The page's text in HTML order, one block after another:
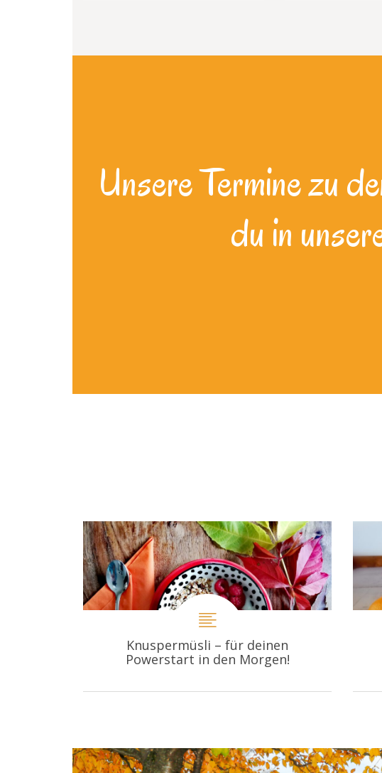
Unsere Termine zu
du in
Knuspermüsli – für deinen
Powerstart in den Morgen!